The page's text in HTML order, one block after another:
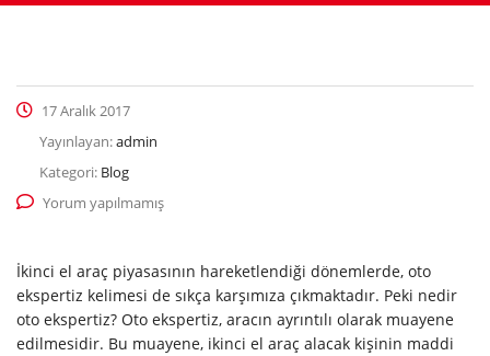
17 Aralık 2017
Yayınlayan:admin
Kategori: Blog
Yorum yapılmamış
İkinci el araç piyasasının hareketlendiği dönemlerde, oto
ekspertiz kelimesi de sıkça karşımıza çıkmaktadır. Peki nedir
oto ekspertiz? Oto ekspertiz, aracın ayrıntılı olarak muayene
edilmesidir. Bu muayene, ikinci el araç alacak kişinin maddi